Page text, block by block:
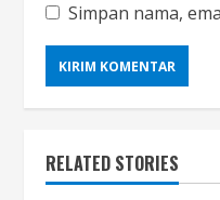
Simpan nama,
RELATED STORIES